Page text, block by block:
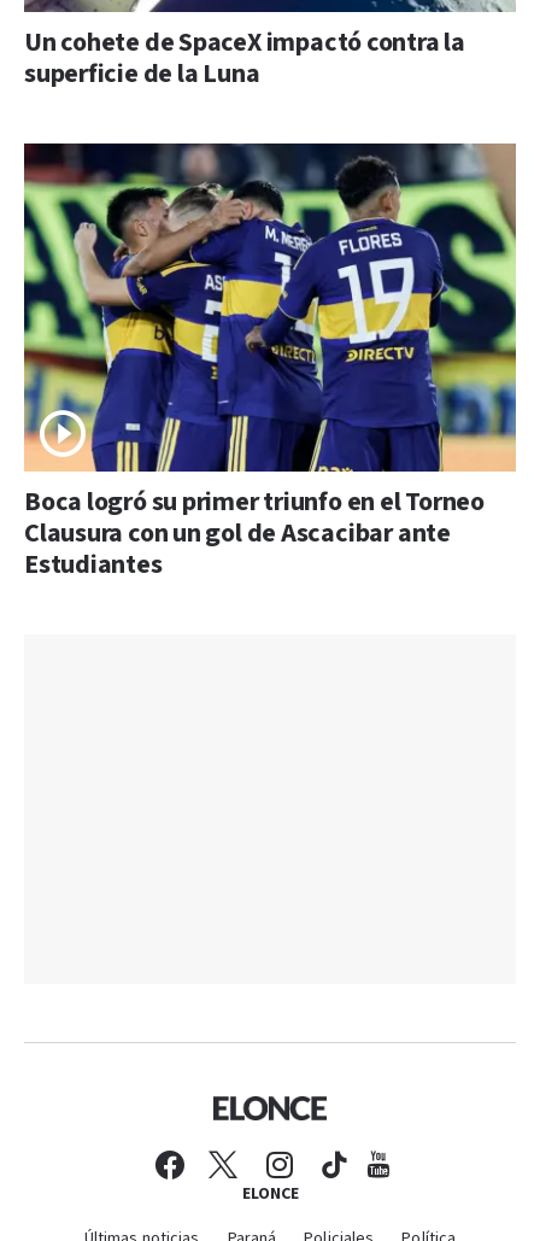
Un cohete de SpaceX impactó contra la
superficie de la Luna
Boca logró su primer triunfo en el Torneo
Clausura con un gol de Ascacibar ante
Estudiantes
ELONCE